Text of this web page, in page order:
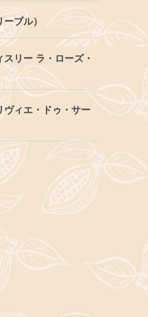
ブル）
リー ラ・ローズ・
ィエ・ドゥ・サー